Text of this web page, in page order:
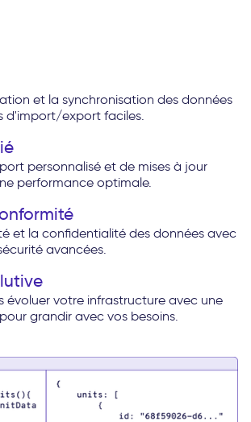
et la synchronisation des données
d'import/export faciles.
personnalisé et de mises à jour
performance optimale.
et la confidentialité des données avec
avancées.
évoluer votre infrastructure avec une
grandir avec vos besoins.